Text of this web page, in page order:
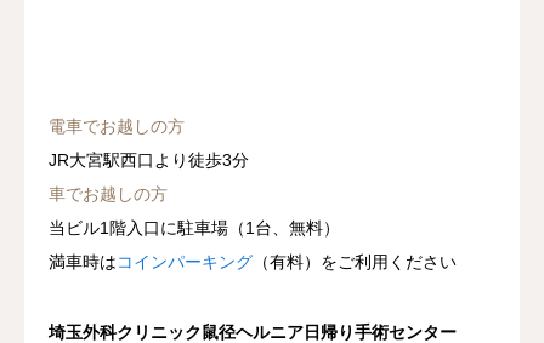
電車でお越しの方
JR大宮駅西口より徒歩3分
車でお越しの方
当ビル1階入口に駐車場（1台、無料）
満車時はコインパーキング （有料）をご利用ください
埼玉外科クリニック鼠径ヘルニア日帰り手術センター